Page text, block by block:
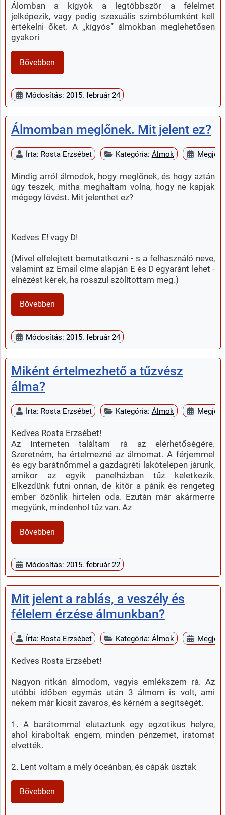
Álomban a kígyók a legtöbbször a félelmet
jelképezik, vagy pedig szexuális szimbólumként kell
értékelni őket. A „kígyós” álmokban meglehetősen
gyakori
Bővebben
Módosítás: 2015. február 24
Álmomban meglőnek. Mit jelent ez?
Írta: Rosta Erzsébet Kategória: Álmok
Mindig arról álmodok, hogy meglőnek, és hogy aztán
úgy teszek, mitha meghaltam volna, hogy ne kapjak
mégegy lövést. Mit jelenthet ez?
Kedves E! vagy D!
(Mivel elfelejtett bemutatkozni - s a felhasználó neve,
valamint az Email címe alapján E és D egyaránt lehet -
elnézést kérek, ha rosszul szólítottam meg.)
Bővebben
Módosítás: 2015. február 24
Miként értelmezhető a tűzvész
álma?
Írta: Rosta Erzsébet Kategória: Álmok
Kedves Rosta Erzsébet!
Az Interneten találtam rá az elérhetőségére.
Szeretném, ha értelmezné az álmomat. A férjemmel
és egy barátnőmmel a gazdagréti lakótelepen járunk,
amikor az egyik panelházban tűz keletkezik.
Elkezdünk futni onnan, de kitör a pánik és rengeteg
ember özönlik hirtelen oda. Ezután már akármerre
megyünk, mindenhol tűz van. Az
Bővebben
Módosítás: 2015. február 22
Mit jelent a rablás, a veszély és
félelem érzése álmunkban?
Írta: Rosta Erzsébet Kategória: Álmok
Kedves Rosta Erzsébet!
Nagyon ritkán álmodom, vagyis emlékszem rá. Az
utóbbi időben egymás után 3 álmom is volt, ami
nekem már kicsit zavaros, és kérném a segítségét.
1. A barátommal elutaztunk egy egzotikus helyre,
ahol kiraboltak engem, minden pénzemet, iratomat
elvették.
2. Lent voltam a mély óceánban, és cápák úsztak
Bővebben